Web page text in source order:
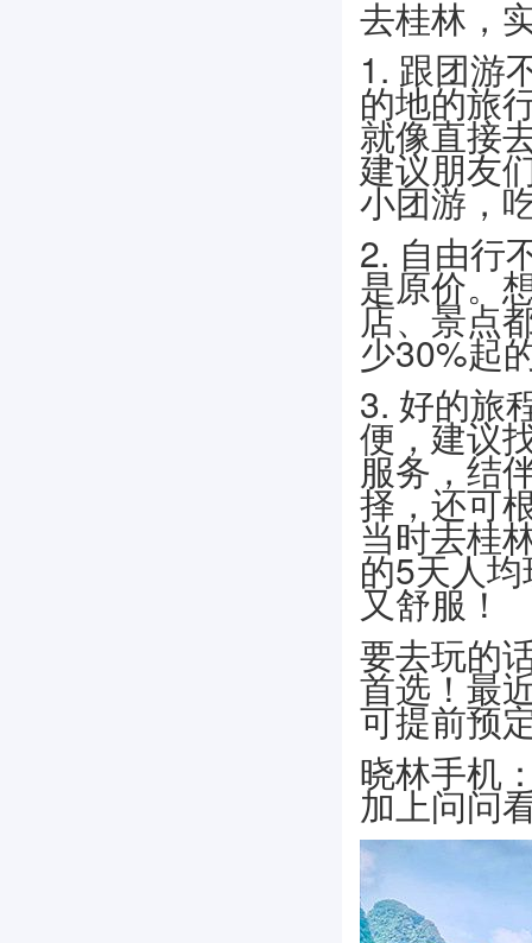
去桂林，
1. 跟团游
的地的旅
就像直接
建议朋友
小团游，
2. 自由行
是原价。
店、景点
少30%起
3. 好的旅
便，建议
服务，结
择，还可
当时去桂
的5天人
又舒服！
要去玩的
首选！最
可提前预
晓林手机
加上问问